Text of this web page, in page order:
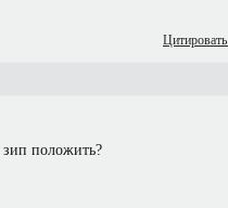
Цитировать
зип положить?